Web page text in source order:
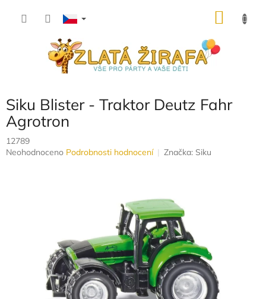
Siku Blister - Traktor Deutz Fahr
Agrotron
12789
Průměrné
Neohodnoceno Podrobnosti hodnocení Značka: Siku